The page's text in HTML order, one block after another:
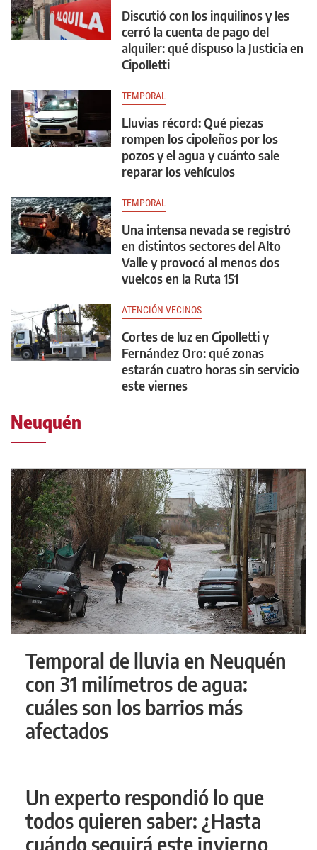
Discutió con los inquilinos y les
cerró la cuenta de pago del
alquiler: qué dispuso la Justicia en
Cipolletti
TEMPORAL
Lluvias récord: Qué piezas
rompen los cipoleños por los
pozos y el agua y cuánto sale
reparar los vehículos
TEMPORAL
Una intensa nevada se registró
en distintos sectores del Alto
Valle y provocó al menos dos
vuelcos en la Ruta 151
ATENCIÓN VECINOS
Cortes de luz en Cipolletti y
Fernández Oro: qué zonas
estarán cuatro horas sin servicio
este viernes
Neuquén
Temporal de lluvia en Neuquén
con 31 milímetros de agua:
cuáles son los barrios más
afectados
Un experto respondió lo que
todos quieren saber: ¿Hasta
cuándo seguirá este invierno